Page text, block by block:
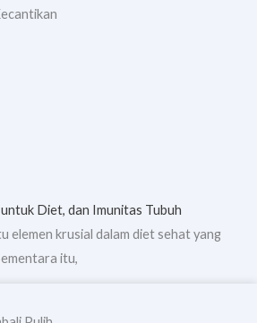
Diet, dan Imunitas Tubuh
elemen krusial dalam diet sehat yang
itu,